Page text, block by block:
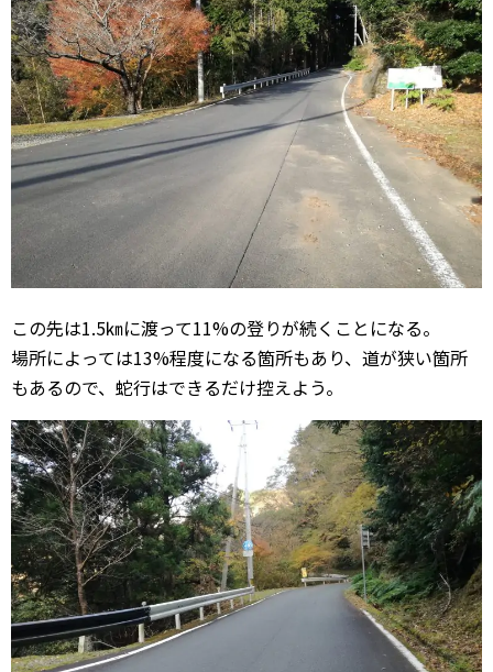
この先は1.5㎞に渡って11%の登りが続くことになる。
場所によっては13%程度になる箇所もあり、道が狭い箇所
もあるので、蛇行はできるだけ控えよう。